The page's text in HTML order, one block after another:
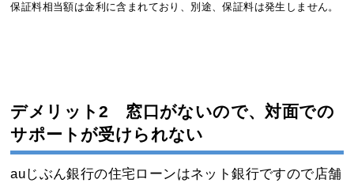
保証料相当額は金利に含まれており、別途、保証料は発生しません。
デメリット2 窓口がないので、対面での
サポートが受けられない
auじぶん銀行の住宅ローンはネット銀行ですので店舗